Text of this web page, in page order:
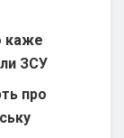
каже
ЗСУ
про